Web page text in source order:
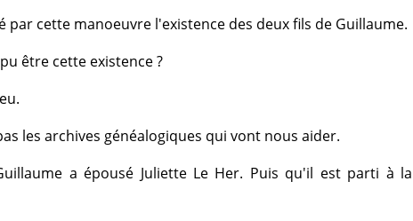
par cette manoeuvre l'existence des deux fils de Guillaume.
être cette existence ?
les archives généalogiques qui vont nous aider.
a épousé Juliette Le Her. Puis qu'il est parti à la